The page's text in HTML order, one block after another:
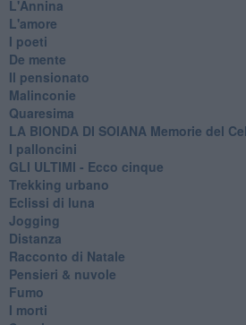
L'Annina
L'amore
I poeti
De mente
Il pensionato
Malinconie
Quaresima
LA BIONDA DI SOIANA Memorie del
I palloncini
GLI ULTIMI - Ecco cinque
Trekking urbano
Eclissi di luna
Jogging
Distanza
Racconto di Natale
Pensieri & nuvole
Fumo
I morti